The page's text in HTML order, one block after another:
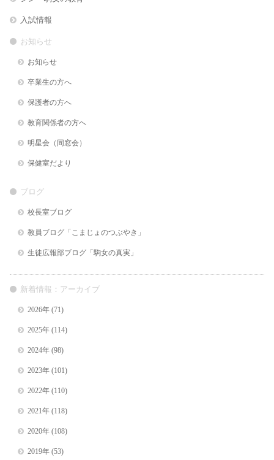
入試情報
お知らせ
お知らせ
卒業生の方へ
保護者の方へ
教育関係者の方へ
明星会（同窓会）
保健室だより
ブログ
校長室ブログ
教員ブログ「こまじょのつぶやき」
生徒広報部ブログ「駒女の真実」
新着情報：アーカイブ
2026年(71)
2025年(114)
2024年(98)
2023年(101)
2022年(110)
2021年(118)
2020年(108)
2019年(53)